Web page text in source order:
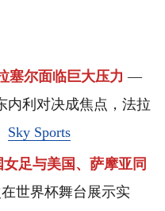
塞尔面临巨大压力 —
内利对决成焦点，法拉
Sky Sports
足与美国、萨摩亚同
世界杯舞台展示实